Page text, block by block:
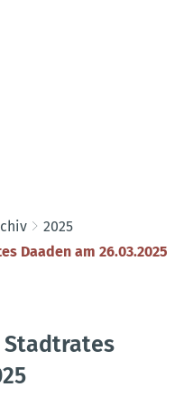
2025
Daaden am 26.03.2025
Stadtrates